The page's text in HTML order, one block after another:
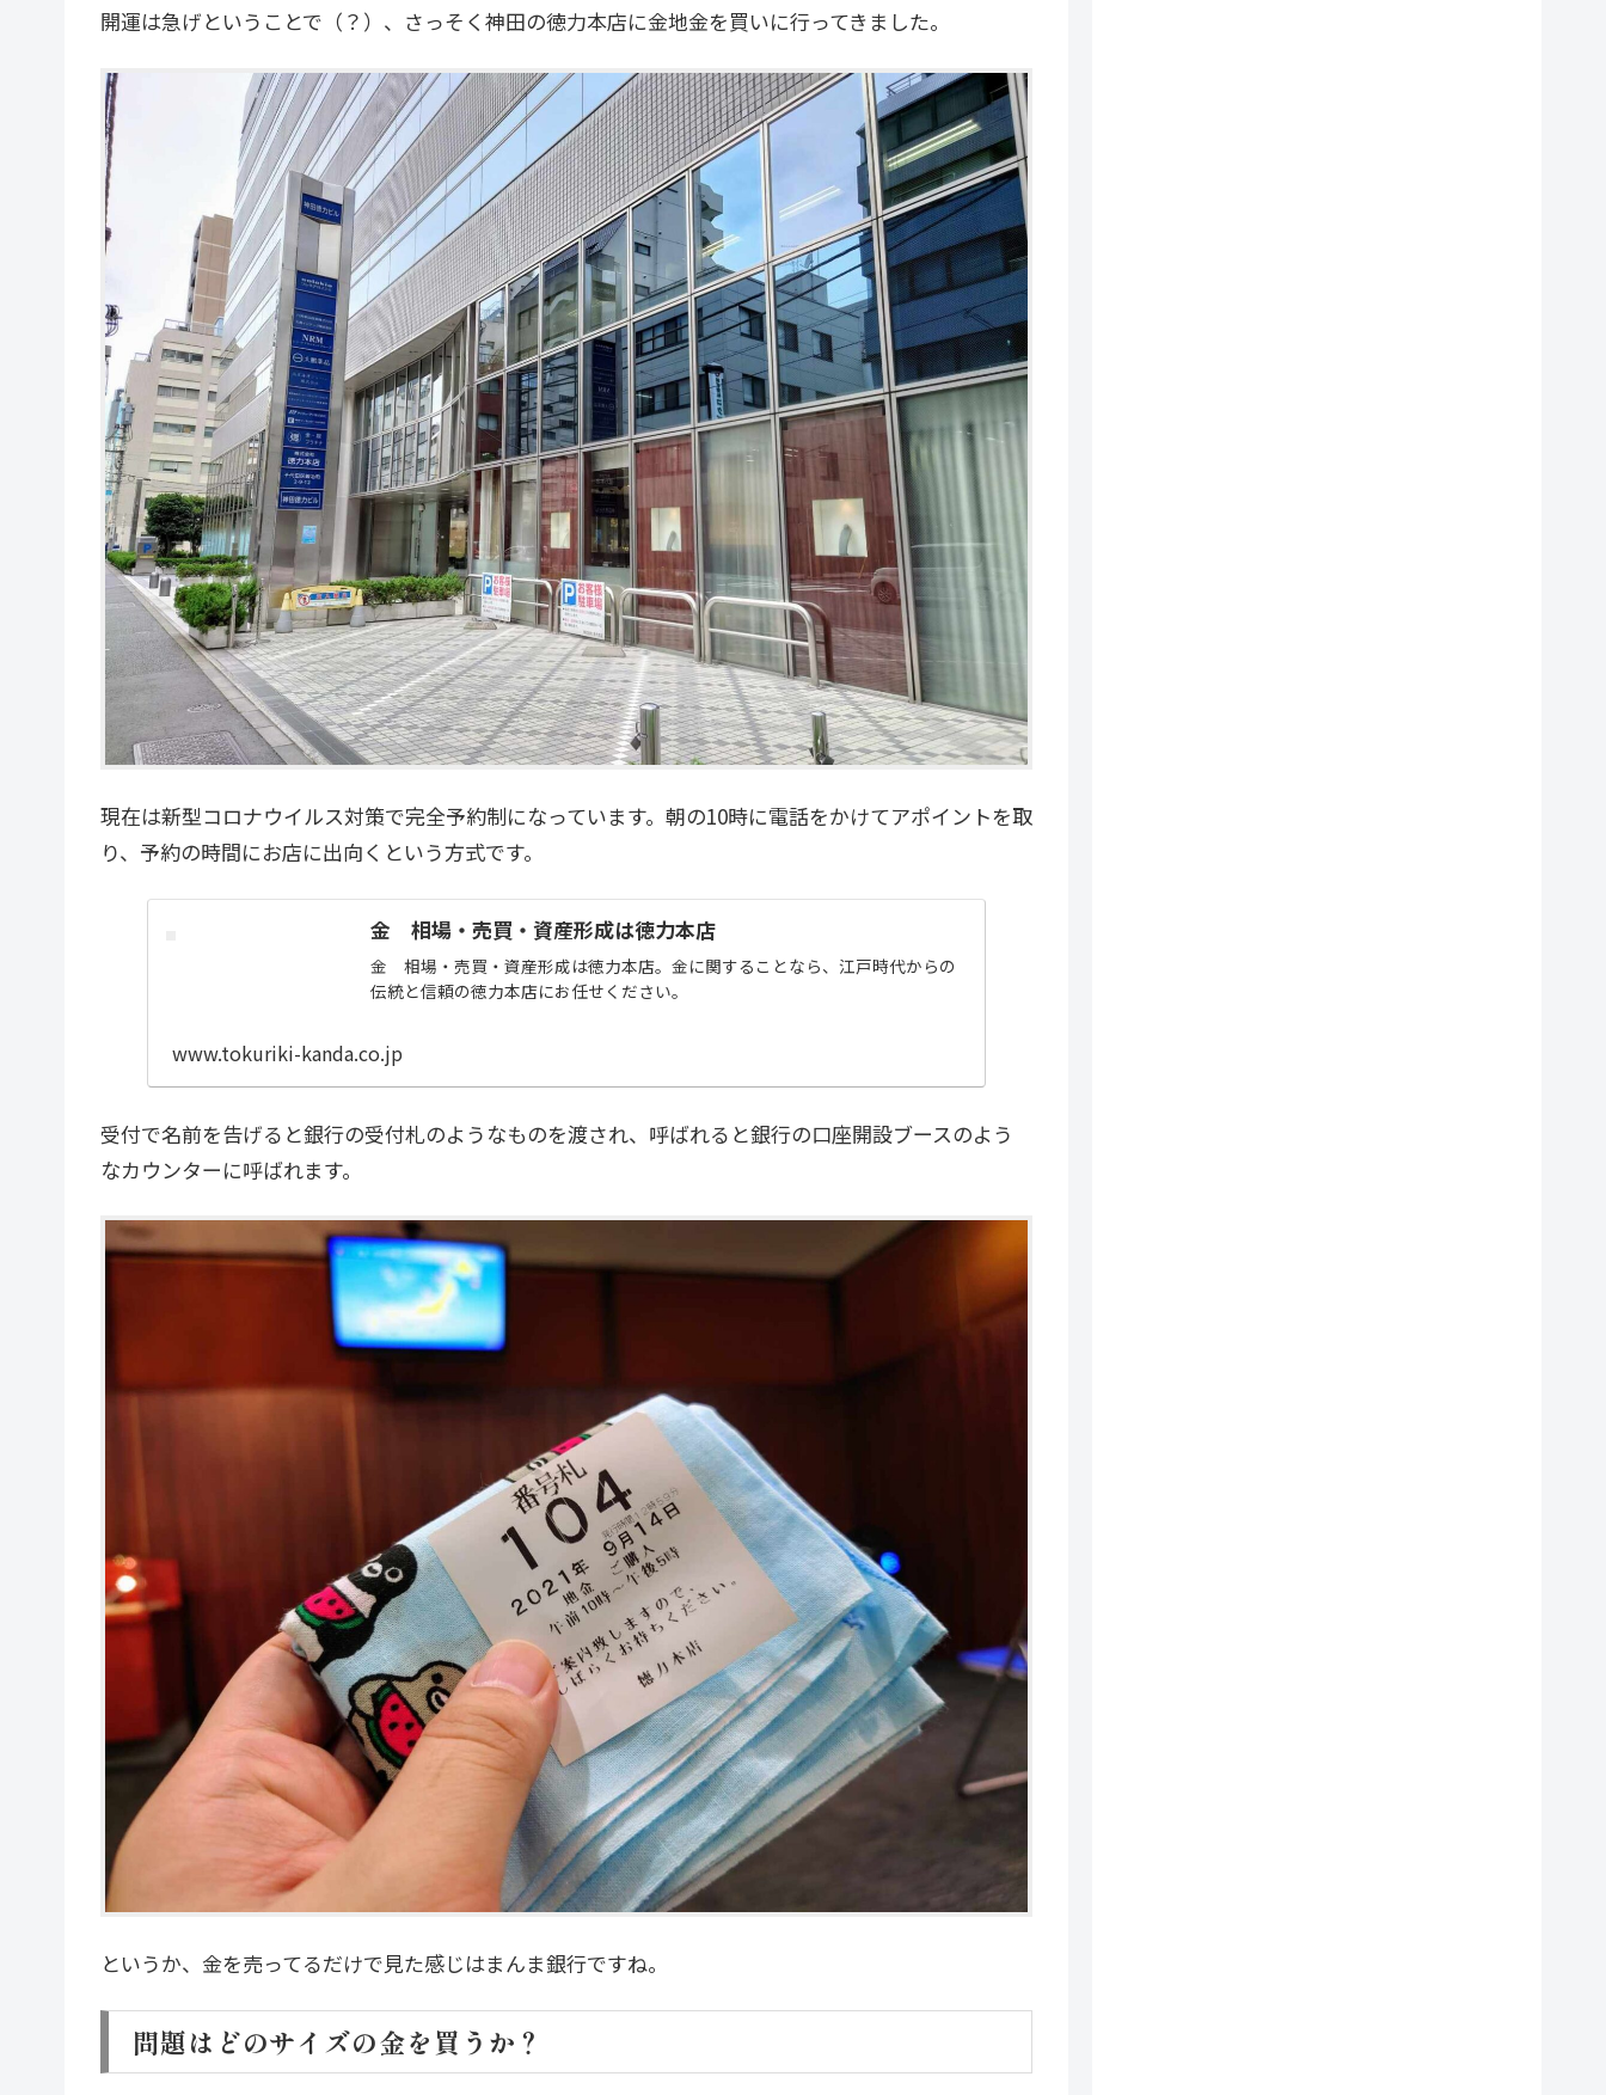
開運は急げということで（？）、さっそく神田の徳力本店に金地金を買いに行ってきました。
現在は新型コロナウイルス対策で完全予約制になっています。朝の10時に電話をかけてアポイントを取
り、予約の時間にお店に出向くという方式です。
金 相場・売買・資産形成は徳力本店
金 相場・売買・資産形成は徳力本店。金に関することなら、江戸時代からの
伝統と信頼の徳力本店にお任せください。
www.tokuriki-kanda.co.jp
受付で名前を告げると銀行の受付札のようなものを渡され、呼ばれると銀行の口座開設ブースのよう
なカウンターに呼ばれます。
というか、金を売ってるだけで見た感じはまんま銀行ですね。
問題はどのサイズの金を買うか？